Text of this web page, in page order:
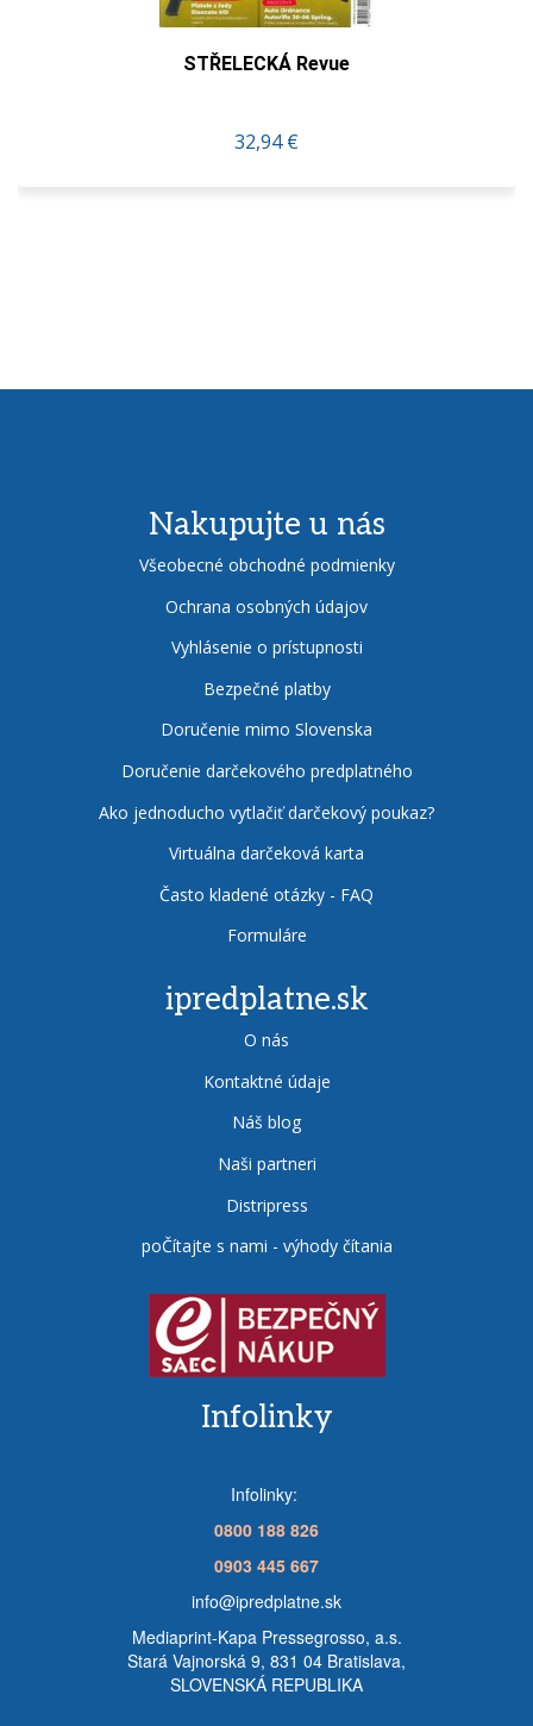
STŘELECKÁ Revue
32,94 €
Nakupujte u nás
Všeobecné obchodné podmienky
Ochrana osobných údajov
Vyhlásenie o prístupnosti
Bezpečné platby
Doručenie mimo Slovenska
Doručenie darčekového predplatného
Ako jednoducho vytlačiť darčekový poukaz?
Virtuálna darčeková karta
Často kladené otázky - FAQ
Formuláre
ipredplatne.sk
O nás
Kontaktné údaje
Náš blog
Naši partneri
Distripress
poČítajte s nami - výhody čítania
Infolinky
Infolinky:
0800 188 826
0903 445 667
info@ipredplatne.sk
Mediaprint-Kapa Pressegrosso, a.s.
Stará Vajnorská 9, 831 04 Bratislava,
SLOVENSKÁ REPUBLIKA